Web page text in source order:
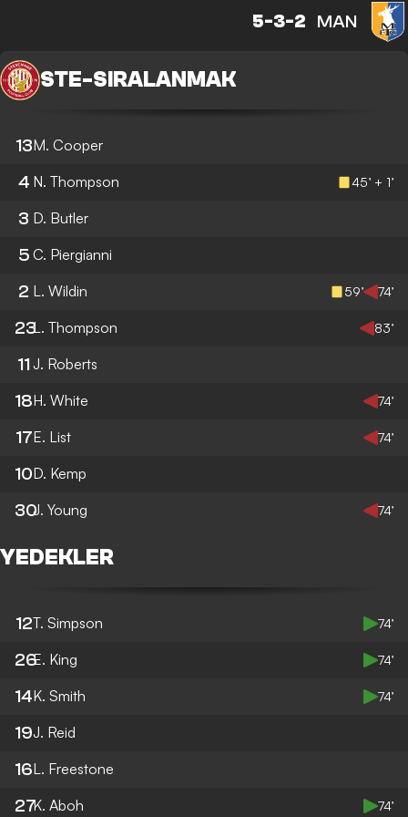
5-3-2 MAN
STE-SIRALANMAK
13M. Cooper
4 N. Thompson 45’ + 1’
3 D. Butler
5 C. Piergianni
2 L. Wildin 59’ 74’
23L. Thompson 83’
11 J. Roberts
18H. White 74’
17E. List 74’
10D. Kemp
30J. Young 74’
YEDEKLER
12T. Simpson 74’
26E. King 74’
14K. Smith 74’
19J. Reid
16L. Freestone
27K. Aboh 74’